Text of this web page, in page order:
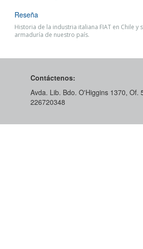
Reseña
Historia de la industria italiana FIAT en Chile
armaduría de nuestro país.
Contáctenos:
Avda. Lib. Bdo. O'Higgins 1370, Of.
226720348